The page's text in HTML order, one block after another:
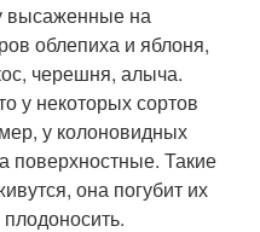
высаженные на
облепиха и яблоня,
черешня, алыча.
у некоторых сортов
у колоновидных
поверхностные. Такие
она погубит их